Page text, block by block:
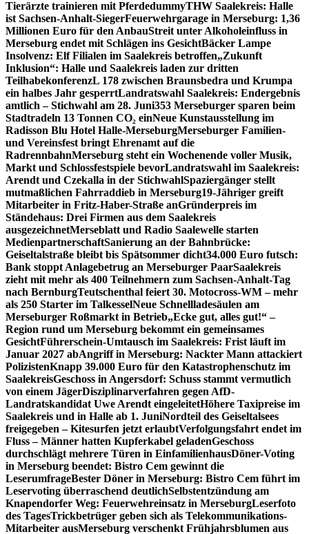
Tierärzte trainieren mit PferdedummyTHW Saalekreis: Halle
ist Sachsen-Anhalt-SiegerFeuerwehrgarage in Merseburg: 1,36
Millionen Euro für den AnbauStreit unter Alkoholeinfluss in
Merseburg endet mit Schlägen ins GesichtBäcker Lampe
Insolvenz: Elf Filialen im Saalekreis betroffen„Zukunft
Inklusion“: Halle und Saalekreis laden zur dritten
TeilhabekonferenzL 178 zwischen Braunsbedra und Krumpa
ein halbes Jahr gesperrtLandratswahl Saalekreis: Endergebnis
amtlich – Stichwahl am 28. Juni353 Merseburger sparen beim
Stadtradeln 13 Tonnen CO₂ einNeue Kunstausstellung im
Radisson Blu Hotel Halle-MerseburgMerseburger Familien-
und Vereinsfest bringt Ehrenamt auf die
RadrennbahnMerseburg steht ein Wochenende voller Musik,
Markt und Schlossfestspiele bevorLandratswahl im Saalekreis:
Arendt und Czekalla in der StichwahlSpaziergänger stellt
mutmaßlichen Fahrraddieb in Merseburg19-Jähriger greift
Mitarbeiter in Fritz-Haber-Straße anGründerpreis im
Ständehaus: Drei Firmen aus dem Saalekreis
ausgezeichnetMerseblatt und Radio Saalewelle starten
MedienpartnerschaftSanierung an der Bahnbrücke:
Geiseltalstraße bleibt bis Spätsommer dicht34.000 Euro futsch:
Bank stoppt Anlagebetrug an Merseburger PaarSaalekreis
zieht mit mehr als 400 Teilnehmern zum Sachsen-Anhalt-Tag
nach BernburgTeutschenthal feiert 30. Motocross-WM – mehr
als 250 Starter im TalkesselNeue Schnellladesäulen am
Merseburger Roßmarkt in Betrieb„Ecke gut, alles gut!“ –
Region rund um Merseburg bekommt ein gemeinsames
GesichtFührerschein-Umtausch im Saalekreis: Frist läuft im
Januar 2027 abAngriff in Merseburg: Nackter Mann attackiert
PolizistenKnapp 39.000 Euro für den Katastrophenschutz im
SaalekreisGeschoss in Angersdorf: Schuss stammt vermutlich
von einem JägerDisziplinarverfahren gegen AfD-
Landratskandidat Uwe Arendt eingeleitetHöhere Taxipreise im
Saalekreis und in Halle ab 1. JuniNordteil des Geiseltalsees
freigegeben – Kitesurfen jetzt erlaubtVerfolgungsfahrt endet im
Fluss – Männer hatten Kupferkabel geladenGeschoss
durchschlägt mehrere Türen in EinfamilienhausDöner-Voting
in Merseburg beendet: Bistro Cem gewinnt die
LeserumfrageBester Döner in Merseburg: Bistro Cem führt im
Leservoting überraschend deutlichSelbstentzündung am
Knapendorfer Weg: Feuerwehreinsatz in MerseburgLeserfoto
des TagesTrickbetrüger geben sich als Telekommunikations-
Mitarbeiter ausMerseburg verschenkt Frühjahrsblumen aus